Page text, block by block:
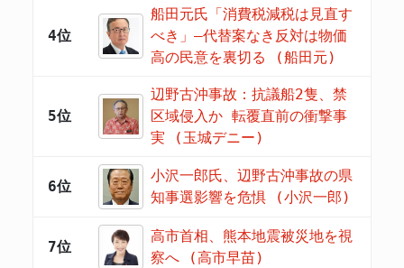
4位
船田元氏「消費税減税は見直す
べき」―代替案なき反対は物価
高の民意を裏切る (船田元)
5位
辺野古沖事故：抗議船2隻、禁
区域侵入か 転覆直前の衝撃事
実 (玉城デニー)
6位
小沢一郎氏、辺野古沖事故の県
知事選影響を危惧 (小沢一郎)
7位
高市首相、熊本地震被災地を視
察へ (高市早苗)